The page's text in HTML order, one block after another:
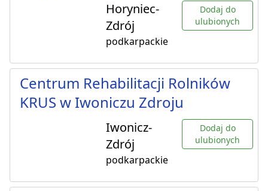
Horyniec-
Zdrój
podkarpackie
Dodaj do
ulubionych
Centrum Rehabilitacji Rolników
KRUS w Iwoniczu Zdroju
Iwonicz-
Zdrój
podkarpackie
Dodaj do
ulubionych